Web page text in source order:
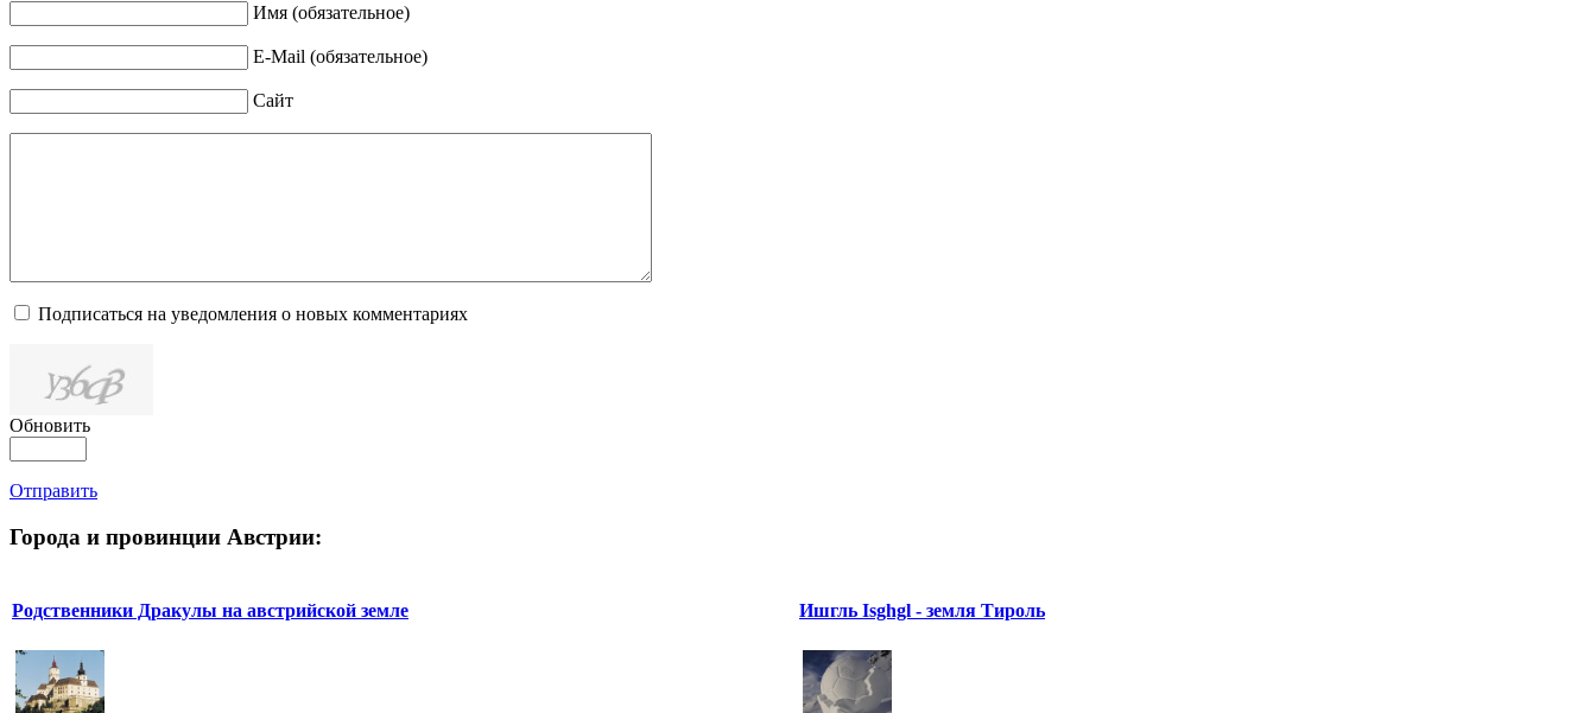
Имя (обязательное)
E-Mail (обязательное)
Сайт
Подписаться на уведомления о новых комментариях
Обновить
Отправить
Города и провинции Австрии:
Родственники Дракулы на австрийской земле Ишгль Isghgl - земля Тироль